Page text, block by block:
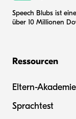
Speech Blubs ist
über 10 Millionen
Ressourcen
Eltern-Akademie
Sprachtest